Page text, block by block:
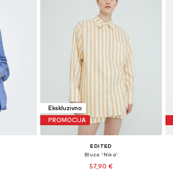
Ekskluzivno
PROMOCIJA
EDITED
Bluza 'Nika'
57,90 €